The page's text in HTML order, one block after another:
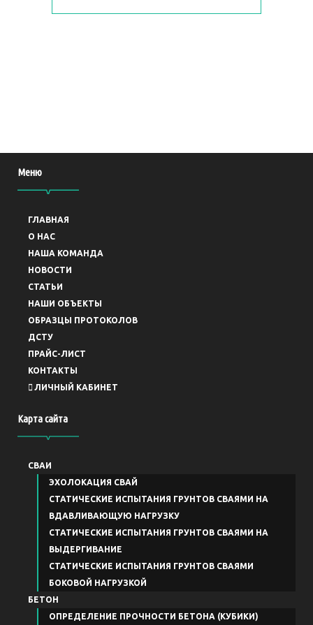
Меню
ГЛАВНАЯ
O НАС
НАША КОМАНДА
НОВОСТИ
СТАТЬИ
НАШИ ОБЪЕКТЫ
ОБРАЗЦЫ ПРОТОКОЛОВ
ДСТУ
ПРАЙС-ЛИСТ
КОНТАКТЫ
ЛИЧНЫЙ КАБИНЕТ
Карта сайта
СВАИ
ЭХОЛОКАЦИЯ СВАЙ
СТАТИЧЕСКИЕ ИСПЫТАНИЯ ГРУНТОВ СВАЯМИ НА
ВДАВЛИВАЮЩУЮ НАГРУЗКУ
СТАТИЧЕСКИЕ ИСПЫТАНИЯ ГРУНТОВ СВАЯМИ НА
ВЫДЕРГИВАНИЕ
СТАТИЧЕСКИЕ ИСПЫТАНИЯ ГРУНТОВ СВАЯМИ
БОКОВОЙ НАГРУЗКОЙ
БЕТОН
ОПРЕДЕЛЕНИЕ ПРОЧНОСТИ БЕТОНА (КУБИКИ)